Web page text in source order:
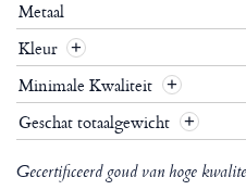
Metaal
Kleur
Minimale Kwaliteit
Geschat totaalgewicht
Gecertificeerd goud van hoge